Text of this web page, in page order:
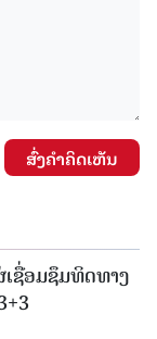
ສົ່ງຄໍາຄິດເຫັນ
ຊື່ອມຊຶມທິດທາງ